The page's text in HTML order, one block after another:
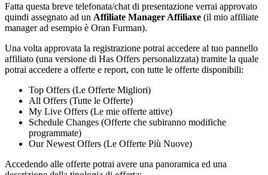
Fatta questa breve telefonata/chat di presentazione verrai approvato
quindi assegnato ad un Affiliate Manager Affiliaxe (il mio affiliate
manager ad esempio è Oran Furman).
Una volta approvata la registrazione potrai accedere al tuo pannello
affiliato (una versione di Has Offers personalizzata) tramite la quale
potrai accedere a offerte e report, con tutte le offerte disponibili:
Top Offers (Le Offerte Migliori)
All Offers (Tutte le Offerte)
My Live Offers (Le mie offerte attive)
Schedule Changes (Offerte che subiranno modifiche
programmate)
Our Newest Offers (Le Offerte Più Nuove)
Accedendo alle offerte potrai avere una panoramica ed una